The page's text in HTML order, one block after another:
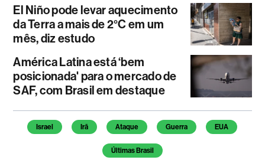
El Niño pode levar aquecimento
da Terra a mais de 2°C em um
mês, diz estudo
América Latina está ‘bem
posicionada' para o mercado de
SAF, com Brasil em destaque
Temas deste artigo
Israel Irã Ataque Guerra EUA
Últimas Brasil